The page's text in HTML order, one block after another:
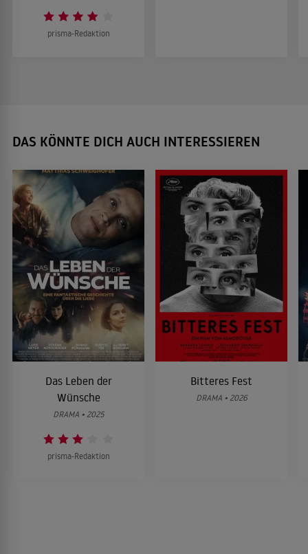
prisma-Redaktion
DAS KÖNNTE DICH AUCH INTERESSIEREN
Das Leben der
Wünsche
DRAMA • 2025
prisma-Redaktion
Bitteres Fest
DRAMA • 2026